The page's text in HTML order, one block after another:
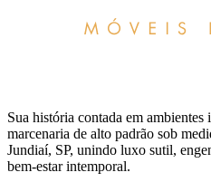
Sua história contada em ambientes
marcenaria de alto padrão sob
Jundiaí, SP, unindo luxo sutil,
bem-estar intemporal.